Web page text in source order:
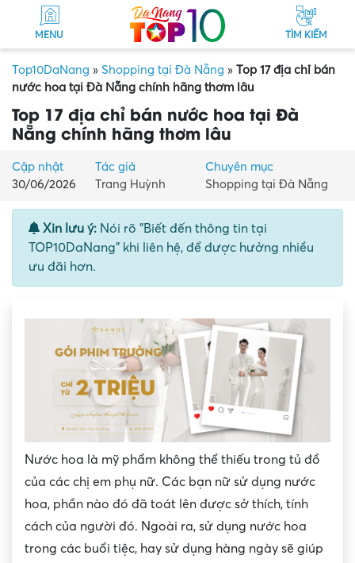
MENU TÌM KIẾM
Top10DaNang » Shopping tại Đà Nẵng » Top 17 địa chỉ bán
nước hoa tại Đà Nẵng chính hãng thơm lâu
Top 17 địa chỉ bán nước hoa tại Đà
Nẵng chính hãng thơm lâu
Cập nhật
30/06/2026
Tác giả
Trang Huỳnh
Chuyên mục
Shopping tại Đà Nẵng
Xin lưu ý: Nói rõ "Biết đến thông tin tại
TOP10DaNang" khi liên hệ, để được hưởng nhiều
ưu đãi hơn.
Nước hoa là mỹ phẩm không thể thiếu trong tủ đồ
của các chị em phụ nữ. Các bạn nữ sử dụng nước
hoa, phần nào đó đã toát lên được sở thích, tính
cách của người đó. Ngoài ra, sử dụng nước hoa
trong các buổi tiệc, hay sử dụng hàng ngày sẽ giúp